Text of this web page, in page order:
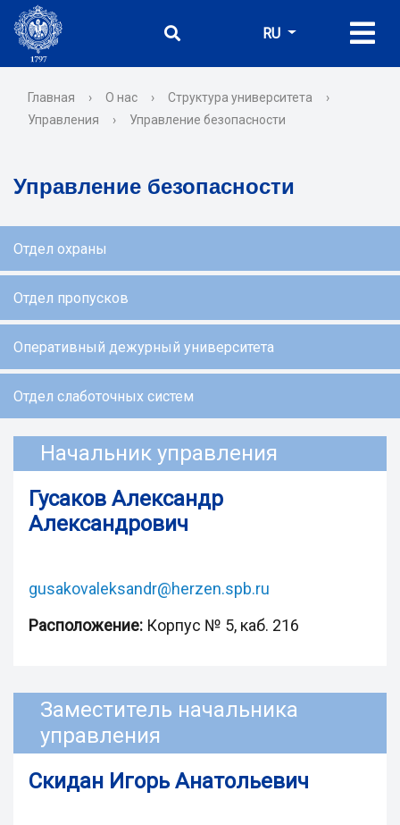
RU
Главная › О нас › Структура университета
›
Управления
› Управление безопасности
Управление безопасности
Отдел охраны
Отдел пропусков
Оперативный дежурный университета
Отдел слаботочных систем
Начальник управления
Гусаков Александр
Александрович
gusakovaleksandr@herzen.spb.ru
Расположение: Корпус № 5, каб. 216
Заместитель начальника
управления
Скидан Игорь Анатольевич